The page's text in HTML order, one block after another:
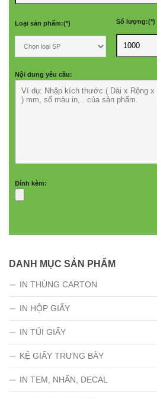
Loại sản phẩm:(*) Số lượng:(*)
Nội dung yêu cầu:
Đính kèm:
DANH MỤC SẢN PHẨM
IN THÙNG CARTON
IN HỘP GIẤY
IN TÚI GIẤY
KỆ GIẤY TRƯNG BÀY
IN TEM, NHÃN, DECAL